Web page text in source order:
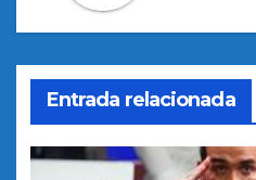
Entrada relacionada